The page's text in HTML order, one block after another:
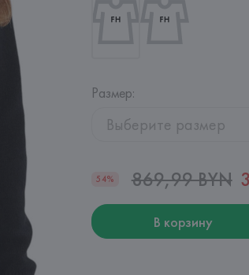
Размер:
Выберите размер
54% 869,99 BYN
В корзину